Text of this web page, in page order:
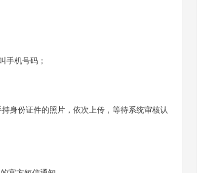
手机号码；
身份证件的照片，依次上传，等待系统审核认